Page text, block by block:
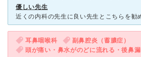
優しい先生
耳鼻咽喉科
副鼻腔炎（蓄膿症）
頭が痛い・鼻水がのどに流れる・後鼻漏